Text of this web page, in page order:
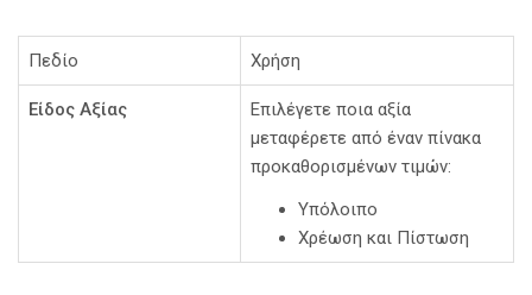
Πεδίο Χρήση
Είδος Αξίας
Επιλέγετε ποια αξία
μεταφέρετε από έναν πίνακα
προκαθορισμένων τιμών:
Υπόλοιπο
Χρέωση και Πίστωση